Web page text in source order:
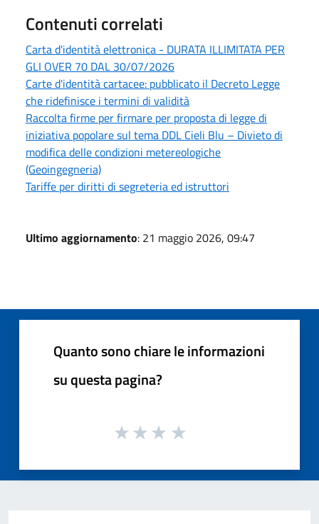
Contenuti correlati
Carta d'identità elettronica - DURATA ILLIMITATA PER
GLI OVER 70 DAL 30/07/2026
Carte d'identità cartacee: pubblicato il Decreto Legge
che ridefinisce i termini di validità
Raccolta firme per firmare per proposta di legge di
iniziativa popolare sul tema DDL Cieli Blu – Divieto di
modifica delle condizioni metereologiche
(Geoingegneria)
Tariffe per diritti di segreteria ed istruttori
Ultimo aggiornamento: 21 maggio 2026, 09:47
Quanto sono chiare le informazioni
su questa pagina?